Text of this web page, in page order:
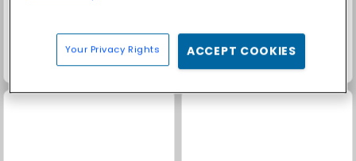
Rummy World Juice Merge
Your Privacy Rights ACCEPT COOKIES